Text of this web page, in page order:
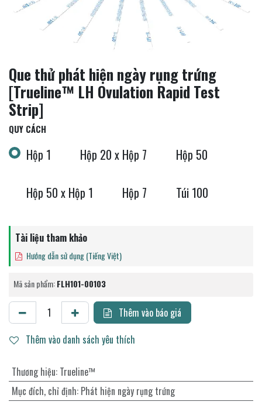
Que thử phát hiện ngày rụng trứng
[Trueline™ LH Ovulation Rapid Test
Strip]
QUY CÁCH
Hộp 1 Hộp 20 x Hộp 7 Hộp 50
Hộp 50 x Hộp 1 Hộp 7 Túi 100
Tài liệu tham khảo
Hướng dẫn sử dụng (Tiếng Việt)
Mã sản phẩm:FLH101-00103
Thêm vào báo giá
Thêm vào danh sách yêu thích
Thương hiệu: Trueline™
Mục đích, chỉ định: Phát hiện ngày rụng trứng